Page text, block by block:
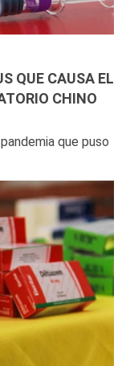
QUE CAUSA EL
CHINO
que puso